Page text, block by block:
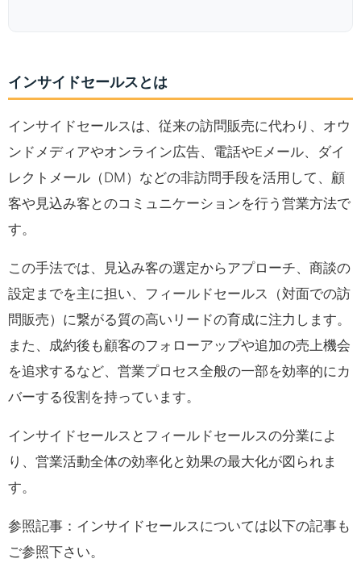
インサイドセールスとは
インサイドセールスは、従来の訪問販売に代わり、オウ
ンドメディアやオンライン広告、電話やEメール、ダイ
レクトメール（DM）などの非訪問手段を活用して、顧
客や見込み客とのコミュニケーションを行う営業方法で
す。
この手法では、見込み客の選定からアプローチ、商談の
設定までを主に担い、フィールドセールス（対面での訪
問販売）に繋がる質の高いリードの育成に注力します。
また、成約後も顧客のフォローアップや追加の売上機会
を追求するなど、営業プロセス全般の一部を効率的にカ
バーする役割を持っています。
インサイドセールスとフィールドセールスの分業によ
り、営業活動全体の効率化と効果の最大化が図られま
す。
参照記事：インサイドセールスについては以下の記事も
ご参照下さい。